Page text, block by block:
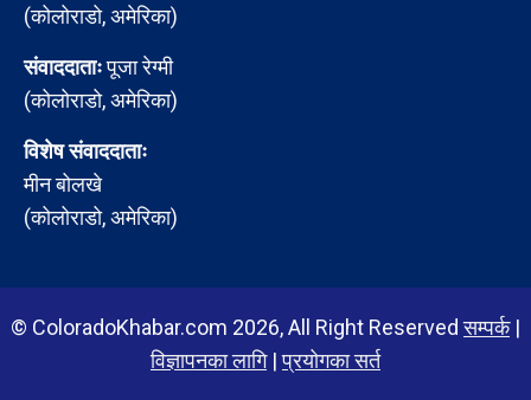
(कोलोराडो, अमेरिका)
संवाददाताःपूजा रेग्मी
(कोलोराडो, अमेरिका)
विशेष संवाददाताः
मीन बोलखे
(कोलोराडो, अमेरिका)
© ColoradoKhabar.com 2026, All Right Reservedसम्पर्क|
विज्ञापनका लागि|प्रयोगका सर्त